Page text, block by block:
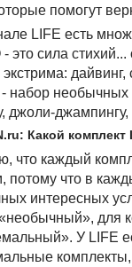
помогут
LIFE есть
- это сила
набор необычных
джоли-
Какой
что каждый
потому что в
интересных
для
У LIFE